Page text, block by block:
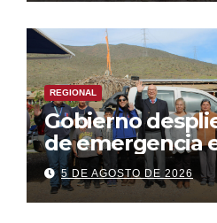
REGIONAL
Gobierno
de emergencia
Caña para
del Estado a
afectadas
5 DE AGOSTO DE 2026